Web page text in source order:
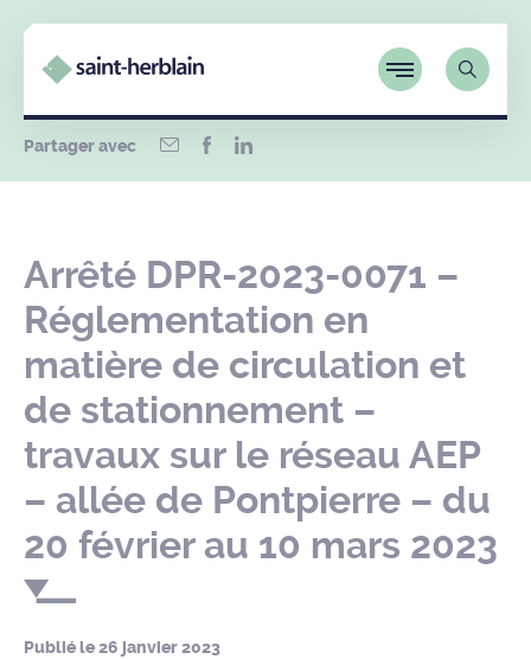
Partager avec
Arrêté DPR-2023-0071 –
Réglementation en
matière de circulation et
de stationnement –
travaux sur le réseau AEP
– allée de Pontpierre – du
20 février au 10 mars 2023
Publié le26 janvier 2023